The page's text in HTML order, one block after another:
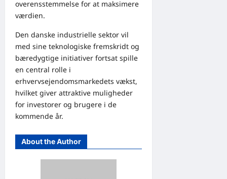
overensstemmelse for at maksimere
værdien.
Den danske industrielle sektor vil
med sine teknologiske fremskridt og
bæredygtige initiativer fortsat spille
en central rolle i
erhvervsejendomsmarkedets vækst,
hvilket giver attraktive muligheder
for investorer og brugere i de
kommende år.
About the Author